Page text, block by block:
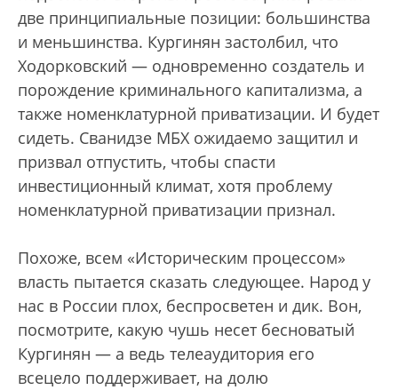
две принципиальные позиции: большинства
и меньшинства. Кургинян застолбил, что
Ходорковский — одновременно создатель и
порождение криминального капитализма, а
также номенклатурной приватизации. И будет
сидеть. Сванидзе МБХ ожидаемо защитил и
призвал отпустить, чтобы спасти
инвестиционный климат, хотя проблему
номенклатурной приватизации признал.
Похоже, всем «Историческим процессом»
власть пытается сказать следующее. Народ у
нас в России плох, беспросветен и дик. Вон,
посмотрите, какую чушь несет бесноватый
Кургинян — а ведь телеаудитория его
всецело поддерживает, на долю